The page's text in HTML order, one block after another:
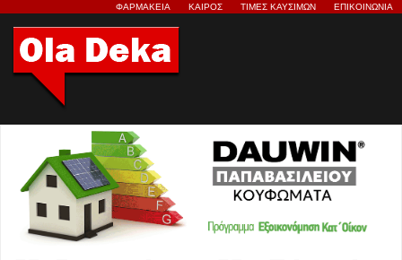
ΦΑΡΜΑΚΕΙΑ ΚΑΙΡΟΣ ΤΙΜΕΣ ΚΑΥΣΙΜΩΝ ΕΠΙΚΟΙΝΩΝΙΑ